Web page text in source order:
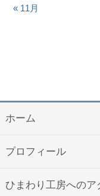
« 11月
ホーム
プロフィール
ひまわり工房へのア